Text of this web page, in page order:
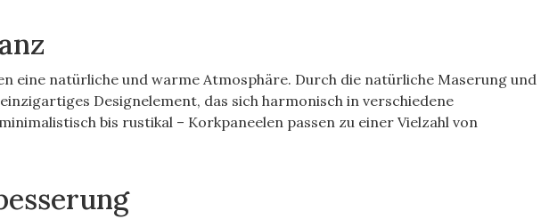
eine natürliche und warme Atmosphäre. Durch die natürliche Maserung und
Designelement, das sich harmonisch in verschiedene
bis rustikal – Korkpaneelen passen zu einer Vielzahl von